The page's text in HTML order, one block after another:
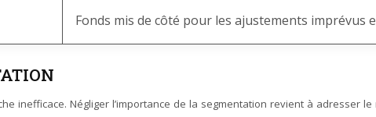
Fonds mis de côté pour les ajustements imprévus
inefficace. Négliger l’importance de la segmentation revient à adresser